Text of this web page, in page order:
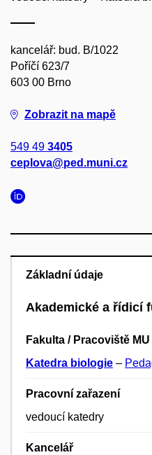
kancelář: bud. B/1022
Poříčí 623/7
603 00 Brno
Zobrazit na mapě
549 49 3405
ceplova@ped.muni.cz
Základní údaje
Akademické a řídicí
Fakulta / Pracoviště MU
Katedra biologie –
Pracovní zařazení
vedoucí katedry
Kancelář